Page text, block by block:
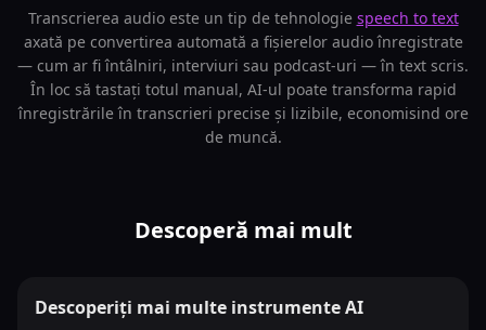
Transcrierea audio este un tip de tehnologie speech to text
axată pe convertirea automată a fișierelor audio înregistrate
— cum ar fi întâlniri, interviuri sau podcast-uri — în text scris.
În loc să tastați totul manual, AI-ul poate transforma rapid
înregistrările în transcrieri precise și lizibile, economisind ore
de muncă.
Descoperă mai mult
Descoperiți mai multe instrumente AI